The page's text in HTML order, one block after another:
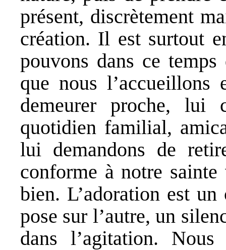
présent, discrètement
création. Il est surtout
pouvons dans ce
que nous
demeurer proche, lui
quotidien familial,
lui demandons de
conforme à notre
bien. L’adoration est
pose sur l’autre, un
dans l’agitation.